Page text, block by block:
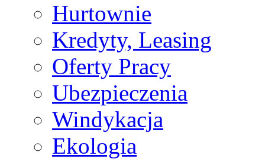
Hurtownie
Kredyty, Leasing
Oferty Pracy
Ubezpieczenia
Windykacja
Ekologia